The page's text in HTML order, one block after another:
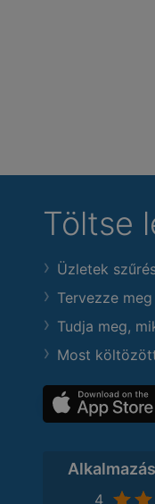
Töltse
Üzletek
Tervezze
Tudja meg,
Most
4